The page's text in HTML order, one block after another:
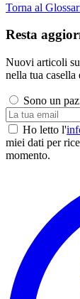
Torna al
Resta
Nuovi articoli
nella tua casella
Sono un
Ho letto l'
miei dati per
momento.